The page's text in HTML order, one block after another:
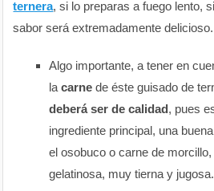
ternera, si lo preparas a fuego lento,
sabor será extremadamente delicioso.
Algo importante, a tener en
lacarne de éste guisado de
deberá ser de calidad, pues
ingrediente principal, una
el osobuco o carne de
gelatinosa, muy tierna y jugosa.